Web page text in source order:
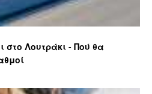
στο Λουτράκι - Πού θα